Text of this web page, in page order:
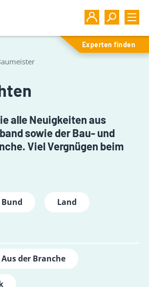
Experten finden
alle Neuigkeiten aus
sowie der Bau- und
Viel Vergnügen beim
Bund Land
Aus der Branche